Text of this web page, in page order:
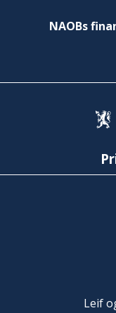
NAOBs
Leif